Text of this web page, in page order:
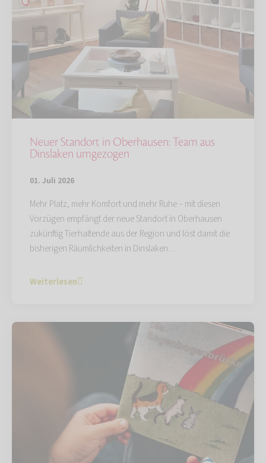
Neuer Standort in Oberhausen: Team aus
Dinslaken umgezogen
01. Juli 2026
Mehr Platz, mehr Komfort und mehr Ruhe – mit diesen
Vorzügen empfängt der neue Standort in Oberhausen
zukünftig Tierhaltende aus der Region und löst damit die
bisherigen Räumlichkeiten in Dinslaken…
Weiterlesen